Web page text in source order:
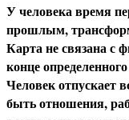
У человека время
прошлым,
Карта не связана с
конце
Человек отпускает
быть отношения,